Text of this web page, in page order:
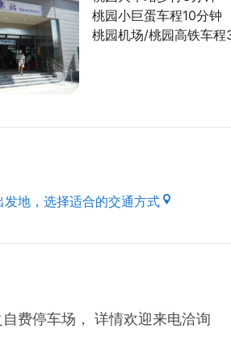
桃园小巨蛋车程10分钟
桃园机场/桃园高铁车程
地，选择适合的交通方式
费停车场， 详情欢迎来电洽询